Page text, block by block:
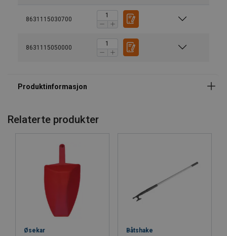
8631115030700
8631115050000
Relaterte produkter
Øsekar Båtshake